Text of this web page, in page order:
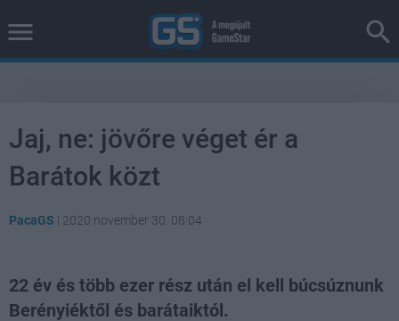
Jaj, ne: jövőre véget ér a
Barátok közt
PacaGS | 2020 november 30. 08:04
22 év és több ezer rész után el kell búcsúznunk
Berényiéktől és barátaiktól.